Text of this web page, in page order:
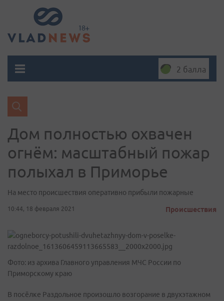
2 балла
Дом полностью охвачен
огнём: масштабный пожар
полыхал в Приморье
На место происшествия оперативно прибыли пожарные
10:44, 18 февраля 2021 Происшествия
Фото: из архива Главного управления МЧС России по
Приморскому краю
В посёлке Раздольное произошло возгорание в двухэтажном